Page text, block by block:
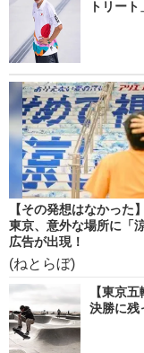
トリー
【その発想はなかった
東京、意外な場所に「
広告が出現！
(ねとらぼ)
【東京
決勝に残